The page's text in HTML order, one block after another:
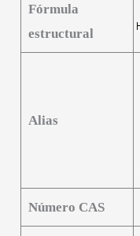
Fórmula
estructural
Alias
Número CAS